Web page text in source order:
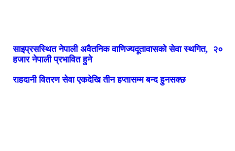
साइप्रसस्थित नेपाली अवैतनिक वाणिज्यदूतावासको सेवा स्थगित, २०
हजार नेपाली प्रभावित हुने
राहदानी वितरण सेवा एकदेखि तीन हप्तासम्म बन्द हुनसक्छ